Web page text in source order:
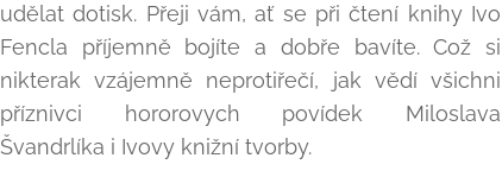
udělat dotisk. Přeji vám, ať se při čtení knihy Ivo
Fencla příjemně bojíte a dobře bavíte. Což si
nikterak vzájemně neprotiřečí, jak vědí všichni
příznivci hororovych povídek Miloslava
Švandrlíka i Ivovy knižní tvorby.